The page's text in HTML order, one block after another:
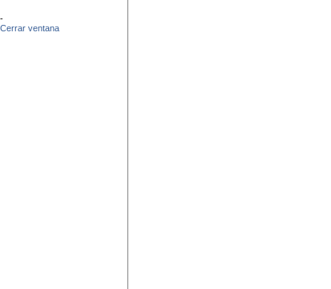
-
Cerrar ventana